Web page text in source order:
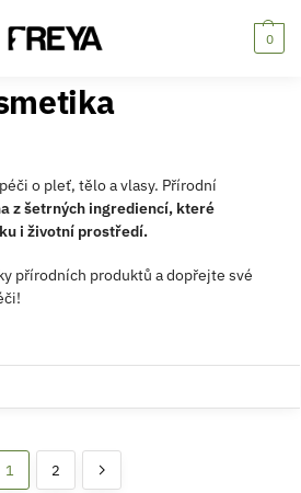
0
o pleť, tělo a vlasy. Přírodní
z šetrných ingrediencí, které
i životní prostředí.
přírodních produktů a dopřejte své
1 2